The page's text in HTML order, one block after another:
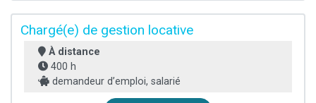
Chargé(e) de gestion locative
À distance
400 h
demandeur d’emploi, salarié